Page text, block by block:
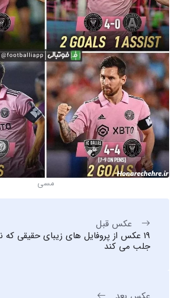
مسی
عکس قبل
19 عکس از پروفایل های زیبای حقیقی
جلب می کند